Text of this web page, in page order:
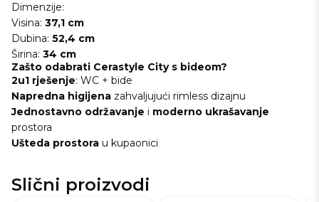
Dimenzije:
Visina: 37,1 cm
Dubina: 52,4 cm
Širina: 34 cm
Zašto odabrati Cerastyle City s bideom?
2u1 rješenje: WC + bide
Napredna higijena zahvaljujući rimless dizajnu
Jednostavno održavanje i moderno ukrašavanje
prostora
Ušteda prostora u kupaonici
Slični proizvodi